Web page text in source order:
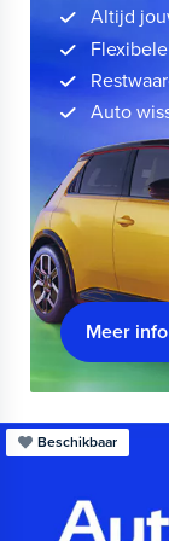
Altijd
Auto
Meer
Beschikbaar